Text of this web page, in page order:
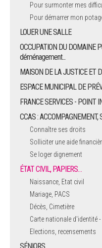
Pour surmonter mes
Pour démarrer mon
LOUER UNE SALLE
OCCUPATION DU DOMAINE
déménagement...
MAISON DE LA JUSTICE ET
ESPACE MUNICIPAL DE
FRANCE SERVICES - POINT
CCAS : ACCOMPAGNEMENT,
Connaître ses droits
Solliciter une aide
Se loger dignement
ÉTAT CIVIL, PAPIERS…
Naissance, Etat civil
Mariage, PACS
Décès, Cimetière
Carte nationale d'identité
Elections, recensements
SÉNIORS